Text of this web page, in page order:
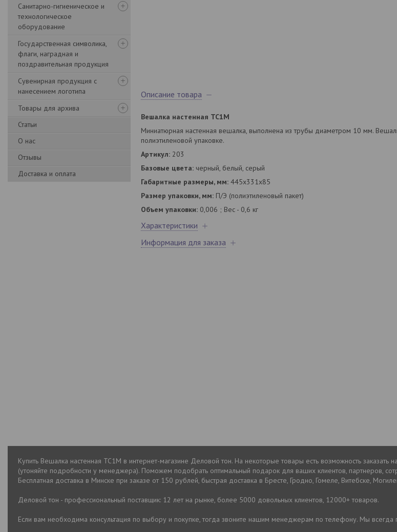
Санитарно-гигиеническое и
технологическое
оборудование
Государственная символика,
флаги, наградная и
поздравительная продукция
Сувенирная продукция с
нанесением логотипа
Товары для архива
Статьи
О нас
Отзывы
Доставка и оплата
Описание товара
Вешалка настенная ТС1М
Миниатюрная настенная вешалка, выполнена из трубы диаметром 10 мм.
полиэтиленовой упаковке.
Артикул: 203
Базовые цвета: черный, белый, серый
Габаритные размеры, мм: 445х331х85
Размер упаковки, мм: П/Э (полиэтиленовый пакет)
Объем упаковки: 0,006 ; Вес - 0,6 кг
Характеристики
Информация для заказа
Купить Вешалка настенная ТС1М в интернет-магазине Деловой тон. На некоторые товары есть возможность
(утоняйте подробности у менеджера). Поможем подобрать оптимальный подарок для ваших клиентов, партнеров,
Бесплатная доставка в Минске при заказе от 150 рублей, быстрая доставка в Бресте, Гродно, Гомеле, Витебске,
Деловой тон - профессиональный поставщик: 12 лет на рынке, более 5000 довольных клиентов, 12000+ товаров.
Если вам необходима консультация по выбору и покупке, тогда звоните нашим менеджерам по телефону. Мы всегда